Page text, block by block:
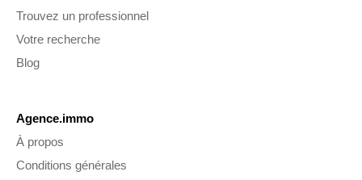
Trouvez un professionnel
Votre recherche
Blog
Agence.immo
À propos
Conditions générales